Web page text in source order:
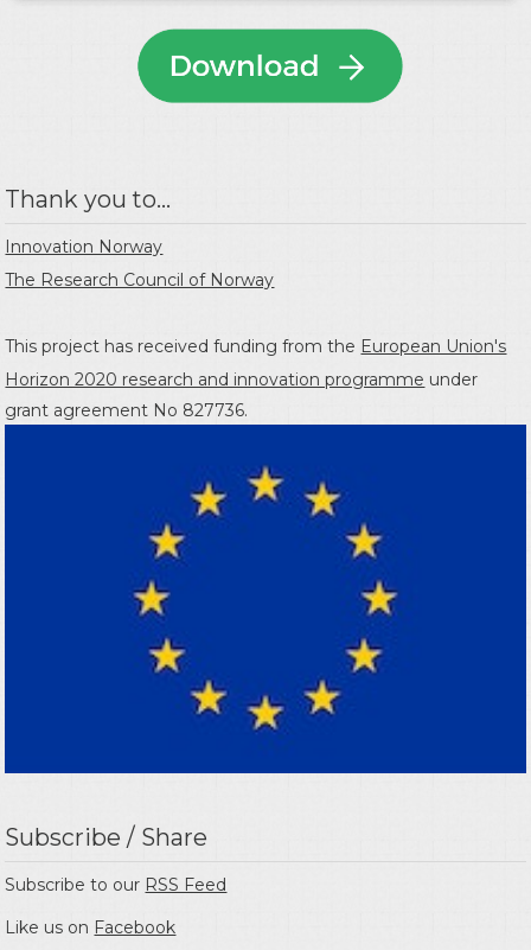
Thank you to...
Innovation Norway
The Research Council of Norway
This project has received funding from the European Union's
Horizon 2020 research and innovation programme under
grant agreement No 827736.
Subscribe / Share
Subscribe to our RSS Feed
Like us on Facebook